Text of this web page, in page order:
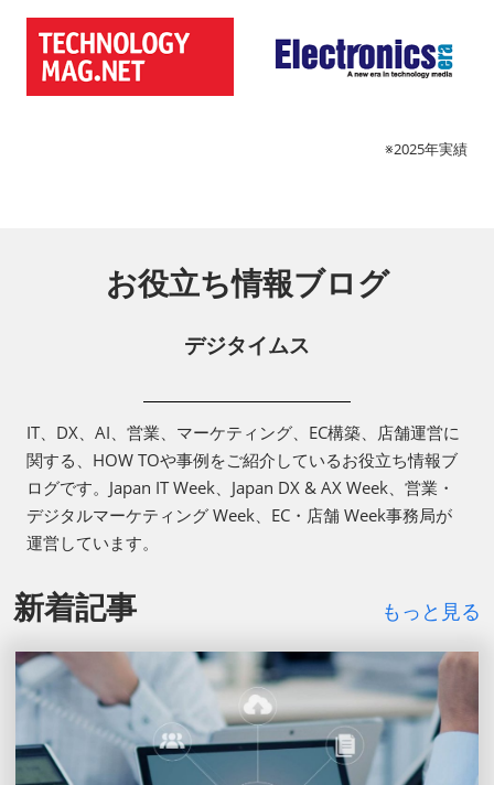
※2025年実績
お役立ち情報ブログ
デジタイムス
IT、DX、AI、営業、マーケティング、EC構築、店舗運営に
関する、HOW TOや事例をご紹介しているお役立ち情報ブ
ログです。Japan IT Week、Japan DX & AX Week、営業・
デジタルマーケティング Week、EC・店舗 Week事務局が
運営しています。
新着記事 もっと見る